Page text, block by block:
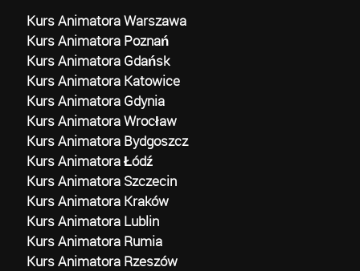
Kurs Animatora Warszawa
Kurs Animatora Poznań
Kurs Animatora Gdańsk
Kurs Animatora Katowice
Kurs Animatora Gdynia
Kurs Animatora Wrocław
Kurs Animatora Bydgoszcz
Kurs Animatora Łódź
Kurs Animatora Szczecin
Kurs Animatora Kraków
Kurs Animatora Lublin
Kurs Animatora Rumia
Kurs Animatora Rzeszów